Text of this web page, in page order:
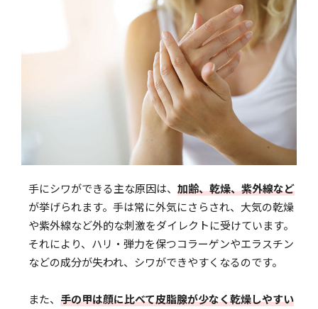
手にシワができる主な原因は、 加齢、乾燥、紫外線など
が挙げられます。手は常に外気にさらされ、大気の乾燥
や紫外線など外的な刺激をダイレクトに受けています。
それにより、ハリ・弾力を保つコラーゲンやエラスチン
などの成分が失われ、シワができやすくなるのです。
また、 手の甲は顔に比べて皮脂腺が少なく乾燥しやすい